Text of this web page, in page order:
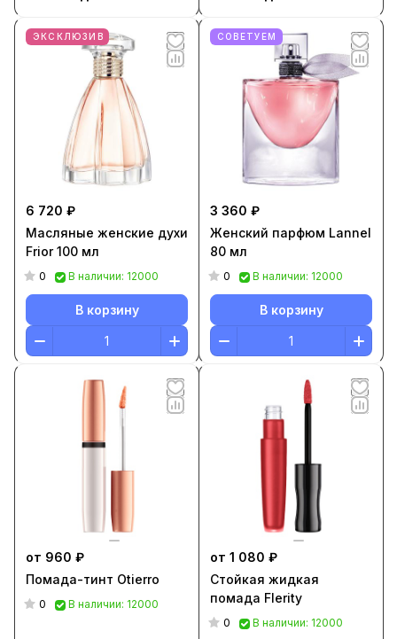
ЭКСКЛЮЗИВ
6 720 ₽
Масляные женские духи
Frior 100 мл
0 В наличии: 12000
В корзину
СОВЕТУЕМ
3 360 ₽
Женский парфюм Lannel
80 мл
0 В наличии: 12000
В корзину
от 960 ₽
Помада-тинт Otierro
0 В наличии: 12000
от 1 080 ₽
Стойкая жидкая
помада Flerity
0 В наличии: 12000